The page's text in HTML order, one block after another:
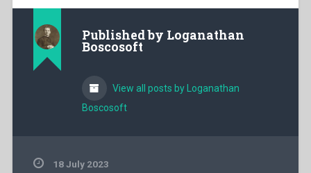
Published by Loganathan
Boscosoft
View all posts by Loganathan
Boscosoft
18 July 2023